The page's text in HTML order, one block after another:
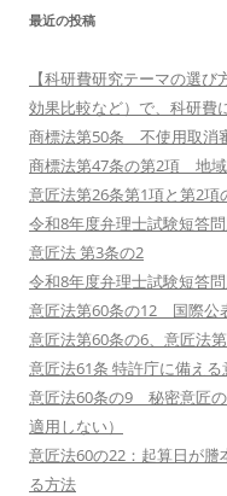
最近の投稿
【科研費研究テーマの選
効果比較など）で、科研費
商標法第50条 不使用取消
商標法第47条の第2項 地
意匠法第26条第1項と第2項
令和8年度弁理士試験短
意匠法 第3条の2
令和8年度弁理士試験短
意匠法第60条の12 国際公
意匠法第60条の6、意匠法
意匠法61条 特許庁に備え
意匠法60条の9 秘密意匠
適用しない）
意匠法60の22：起算日が謄
る方法